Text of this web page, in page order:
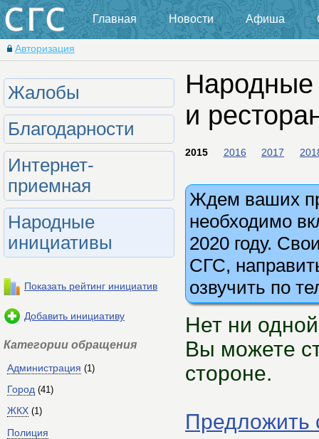
Главная Новости Афиша
Авторизация
Жалобы
Благодарности
Интернет-
приемная
Народные
инициативы
Показать рейтинг инициатив
Добавить инициативу
Категории обращения
Администрация (1)
Город (41)
ЖКХ (1)
Полиция
Народные
и
2015 2016 2017
Ждем ваших
необходимо
2020 году.
СГС,
озвучить по
Нет ни
Вы можете
стороне.
Предложить